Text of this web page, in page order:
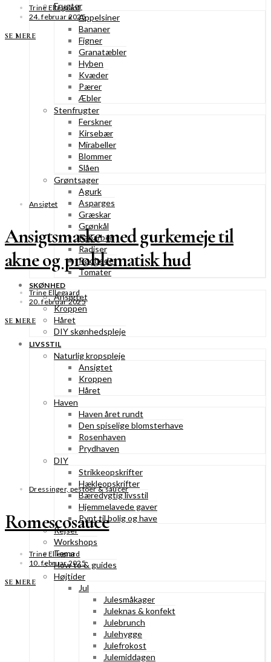
Frugter
Appelsiner
Bananer
Figner
Granatæbler
Hyben
Kvæder
Pærer
Æbler
Stenfrugter
Ferskner
Kirsebær
Mirabeller
Blommer
Slåen
Grøntsager
Agurk
Asparges
Græskar
Grønkål
Rabarber
Radiser
Rødbeder
Tomater
SKØNHED
Ansigtet
Kroppen
Håret
DIY skønhedspleje
LIVSSTIL
Naturlig kropspleje
Ansigtet
Kroppen
Håret
Haven
Haven året rundt
Den spiselige blomsterhave
Rosenhaven
Prydhaven
DIY
Strikkeopskrifter
Hækleopskrifter
Bæredygtig livsstil
Hjemmelavede gaver
Pynt til bolig og have
Rejser
Workshops
Tema
How to & guides
Højtider
Jul
Julesmåkager
Juleknas & konfekt
Julebrunch
Julehygge
Julefrokost
Julemiddagen
Trine Ellegaard
24. februar 2025
SE MERE
Ansigtet
Ansigtsmaske med gurkemeje til
akne og problematisk hud
Trine Ellegaard
20. februar 2025
SE MERE
Dressinger, pestoer & saucer
Romescosauce
Trine Ellegaard
10. februar 2025
SE MERE